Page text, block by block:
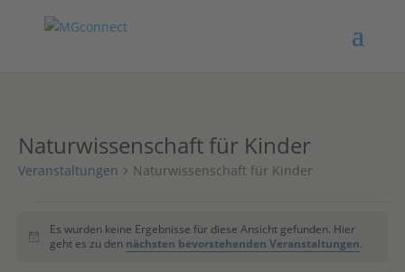
Naturwissenschaft für Kinder
Veranstaltungen Naturwissenschaft für Kinder
Hinweis
Es wurden keine Ergebnisse für diese Ansicht gefunden. Hier
geht es zu den nächsten bevorstehenden Veranstaltungen.